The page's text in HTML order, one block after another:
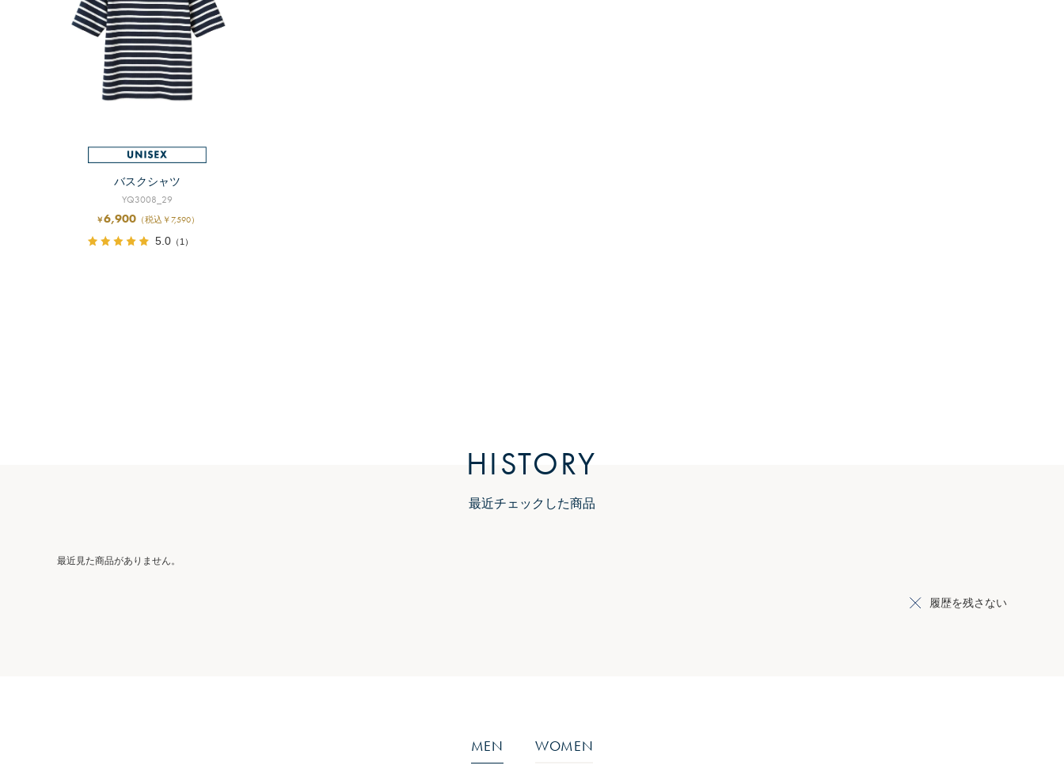
バスクシャツ
YQ3008_29
￥6,900（税込￥7,590）
5.0（1）
HISTORY
最近チェックした商品
最近見た商品がありません。
履歴を残さない
MEN WOMEN